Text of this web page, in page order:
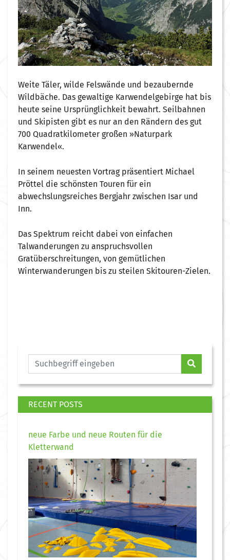
Weite Täler, wilde Felswände und bezaubernde
Wildbäche. Das gewaltige Karwendelgebirge hat bis
heute seine Ursprünglichkeit bewahrt. Seilbahnen
und Skipisten gibt es nur an den Rändern des gut
700 Quadratkilometer großen »Naturpark
Karwendel«.
In seinem neuesten Vortrag präsentiert Michael
Pröttel die schönsten Touren für ein
abwechslungsreiches Bergjahr zwischen Isar und
Inn.
Das Spektrum reicht dabei von einfachen
Talwanderungen zu anspruchsvollen
Gratüberschreitungen, von gemütlichen
Winterwanderungen bis zu steilen Skitouren-Zielen.
RECENT POSTS
neue Farbe und neue Routen für die
Kletterwand